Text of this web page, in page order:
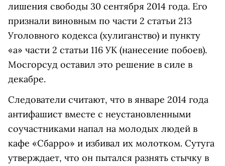
лишения свободы 30 сентября 2014 года. Его
признали виновным по части 2 статьи 213
Уголовного кодекса (хулиганство) и пункту
«а» части 2 статьи 116 УК (нанесение побоев).
Мосгорсуд оставил это решение в силе в
декабре.
Следователи считают, что в январе 2014 года
антифашист вместе с неустановленными
соучастниками напал на молодых людей в
кафе «Сбарро» и избивал их молотком. Сутуга
утверждает, что он пытался разнять стычку в